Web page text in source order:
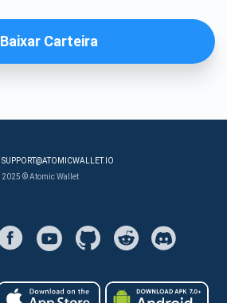
Baixar Carteira
SUPPORT@ATOMICWALLET.IO
2025 © Atomic Wallet